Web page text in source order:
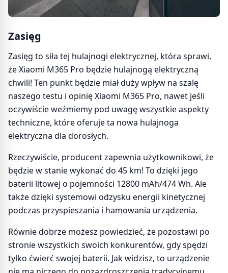
Zasięg
Zasięg to siła tej hulajnogi elektrycznej, która sprawi,
że Xiaomi M365 Pro będzie hulajnogą elektryczną
chwili! Ten punkt będzie miał duży wpływ na szalę
naszego testu i opinię Xiaomi M365 Pro, nawet jeśli
oczywiście weźmiemy pod uwagę wszystkie aspekty
techniczne, które oferuje ta nowa hulajnoga
elektryczna dla dorosłych.
Rzeczywiście, producent zapewnia użytkownikowi, że
będzie w stanie wykonać do 45 km! To dzięki jego
baterii litowej o pojemności 12800 mAh/474 Wh. Ale
także dzięki systemowi odzysku energii kinetycznej
podczas przyspieszania i hamowania urządzenia.
Równie dobrze możesz powiedzieć, że pozostawi po
stronie wszystkich swoich konkurentów, gdy spędzi
tylko ćwierć swojej baterii. Jak widzisz, to urządzenie